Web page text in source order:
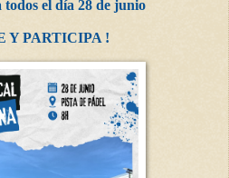
todos el día 28 de junio
Y PARTICIPA !